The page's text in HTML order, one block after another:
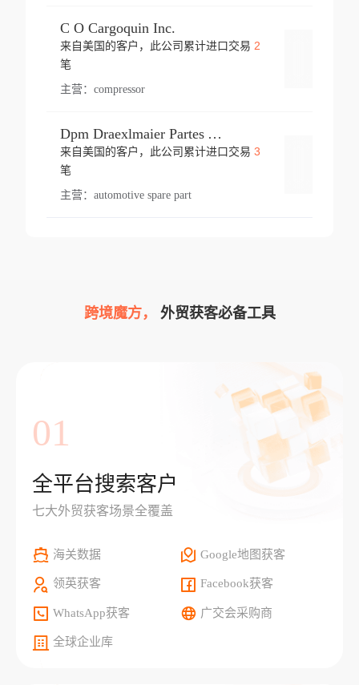
C O Cargoquin Inc.
来自美国的客户，此公司累计进口交易 2
笔
主营： compressor
Dpm Draexlmaier Partes Automotrices Corr Ind Huejotzingo
来自美国的客户，此公司累计进口交易 3
笔
主营： automotive spare part
跨境魔方， 外贸获客必备工具
01
全平台搜索客户
七大外贸获客场景全覆盖
海关数据 Google地图获客
领英获客 Facebook获客
WhatsApp获客 广交会采购商
全球企业库